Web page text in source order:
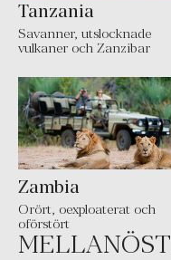
Tanzania
Savanner, utslocknade
vulkaner och Zanzibar
Zambia
Orört, oexploaterat och
oförstört